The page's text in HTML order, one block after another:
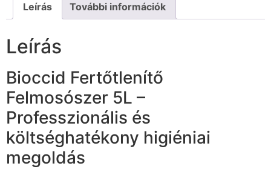
Leírás További információk
Leírás
Bioccid Fertőtlenítő
Felmosószer 5L –
Professzionális és
költséghatékony higiéniai
megoldás